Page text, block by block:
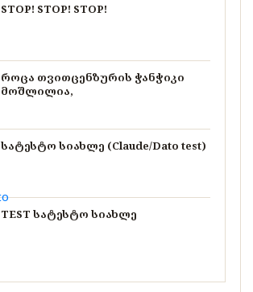
STOP! STOP! STOP!
როცა თვითცენზურის ჭანჭიკი
მოშლილია,
სატესტო სიახლე (Claude/Dato test)
TEST სატესტო სიახლე